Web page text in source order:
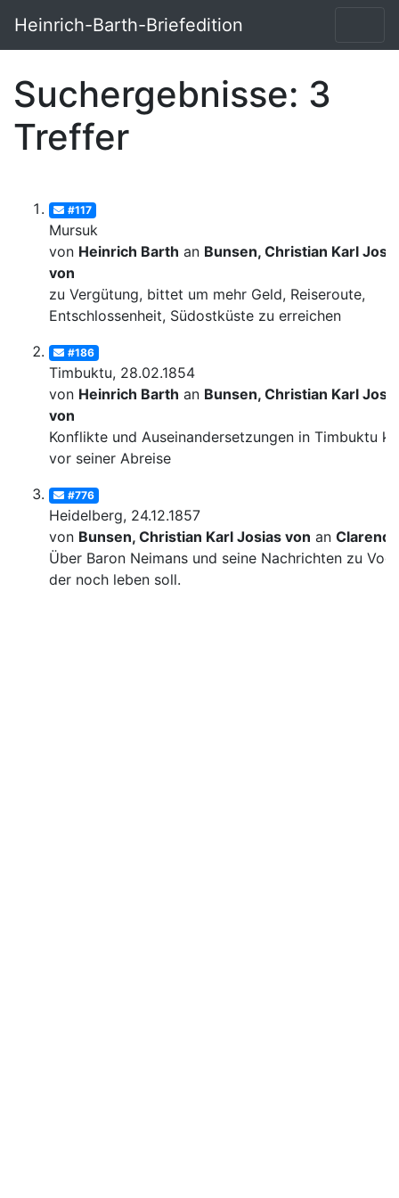
Heinrich-Barth-Briefedition
Suchergebnisse: 3
Treffer
#117
Mursuk
von Heinrich Barth an Bunsen, Christian Karl
von
zu Vergütung, bittet um mehr Geld, Reiseroute,
Entschlossenheit, Südostküste zu erreichen
#186
Timbuktu, 28.02.1854
von Heinrich Barth an Bunsen, Christian Karl
von
Konflikte und Auseinandersetzungen in Timbuktu
vor seiner Abreise
#776
Heidelberg, 24.12.1857
von Bunsen, Christian Karl Josias von an
Über Baron Neimans und seine Nachrichten zu
der noch leben soll.